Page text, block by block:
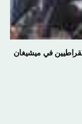
في ميشيغان